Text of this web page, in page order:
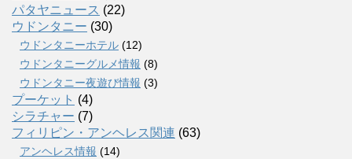
パタヤニュース (22)
ウドンタニー (30)
ウドンタニーホテル (12)
ウドンタニーグルメ情報 (8)
ウドンタニー夜遊び情報 (3)
プーケット (4)
シラチャー (7)
フィリピン・アンヘレス関連 (63)
アンヘレス情報 (14)